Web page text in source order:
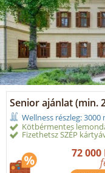
Senior ajánlat (min.
Wellness részleg: 3000
Kötbérmentes
Fizethetsz SZÉP
72